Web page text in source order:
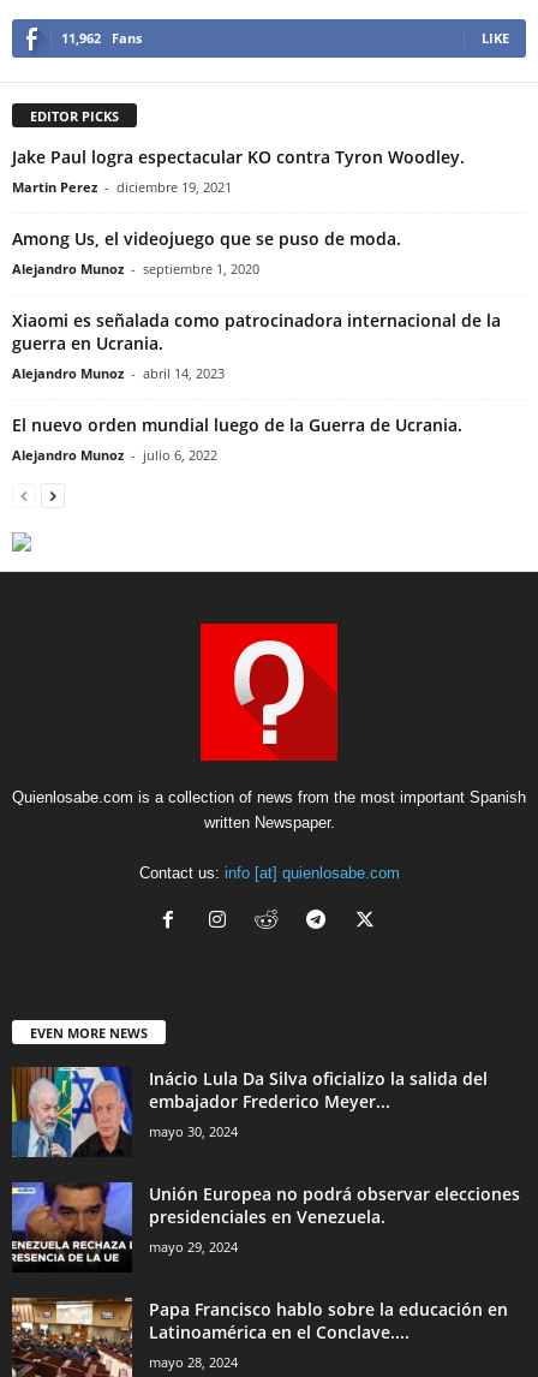
11,962 Fans LIKE
EDITOR PICKS
Jake Paul logra espectacular KO contra Tyron Woodley.
Martin Perez - diciembre 19, 2021
Among Us, el videojuego que se puso de moda.
Alejandro Munoz - septiembre 1, 2020
Xiaomi es señalada como patrocinadora internacional de la
guerra en Ucrania.
Alejandro Munoz - abril 14, 2023
El nuevo orden mundial luego de la Guerra de Ucrania.
Alejandro Munoz - julio 6, 2022
Quienlosabe.com is a collection of news from the most important Spanish
written Newspaper.
Contact us: info [at] quienlosabe.com
EVEN MORE NEWS
Inácio Lula Da Silva oficializo la salida del
embajador Frederico Meyer...
mayo 30, 2024
Unión Europea no podrá observar elecciones
presidenciales en Venezuela.
mayo 29, 2024
Papa Francisco hablo sobre la educación en
Latinoamérica en el Conclave....
mayo 28, 2024